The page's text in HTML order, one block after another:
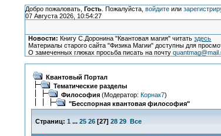
Добро пожаловать, Гость. Пожалуйста, войдитеили
07 Августа 2026, 10:54:27
Новости: Книгу С.Доронина "Квантовая магия" читатьздесь
Материалы старого сайта "Физика Магии" доступны для
О замеченных глюках просьба писать на почту
Квантовый Портал
Тематические разделы
Философия(Модератор: Корнак7)
"Бесспорная квантовая философия"
Страниц: 1 ... 25 26[27] 28 29 Все